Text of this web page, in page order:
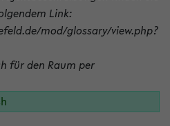
Link:
mod/glossary/view.php?
für den Raum per